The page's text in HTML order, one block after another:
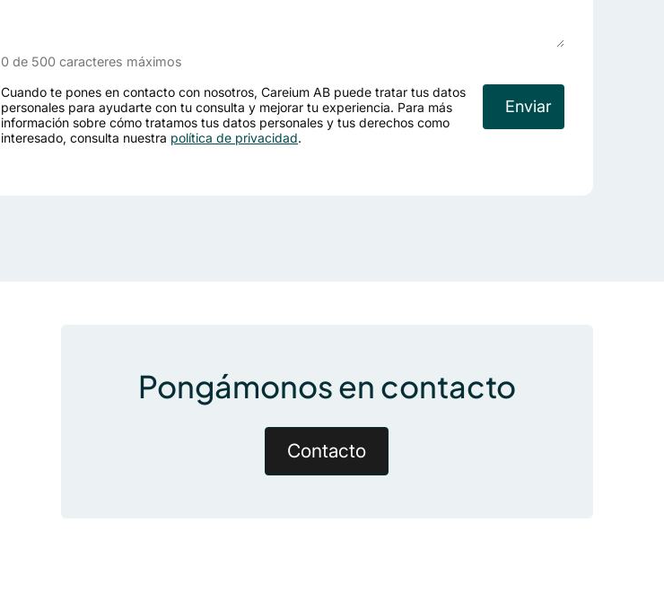
0 de 500 caracteres máximos
Cuando te pones en contacto con nosotros, Careium AB puede tratar tus datos
personales para ayudarte con tu consulta y mejorar tu experiencia. Para más
información sobre cómo tratamos tus datos personales y tus derechos como
interesado, consulta nuestra política de privacidad.
Pongámonos en contacto
Contacto